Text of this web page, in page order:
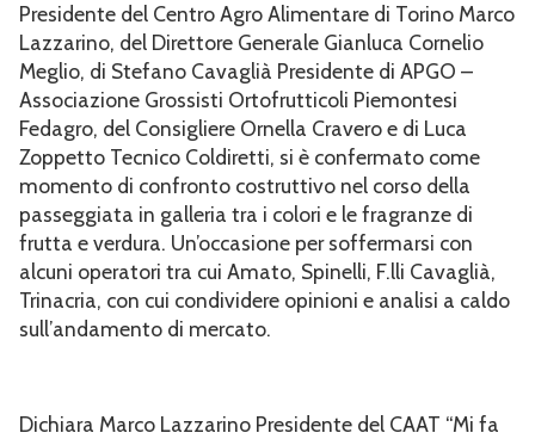
Presidente del Centro Agro Alimentare di Torino Marco
Lazzarino, del Direttore Generale Gianluca Cornelio
Meglio, di Stefano Cavaglià Presidente di APGO –
Associazione Grossisti Ortofrutticoli Piemontesi
Fedagro, del Consigliere Ornella Cravero e di Luca
Zoppetto Tecnico Coldiretti, si è confermato come
momento di confronto costruttivo nel corso della
passeggiata in galleria tra i colori e le fragranze di
frutta e verdura. Un’occasione per soffermarsi con
alcuni operatori tra cui Amato, Spinelli, F.lli Cavaglià,
Trinacria, con cui condividere opinioni e analisi a caldo
sull’andamento di mercato.
Dichiara Marco Lazzarino Presidente del CAAT “Mi fa